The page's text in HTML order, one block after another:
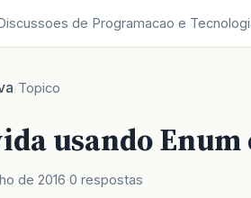
de Programacao e
/Topico
usando Enum
de 2016 0 respostas